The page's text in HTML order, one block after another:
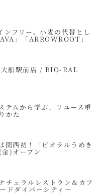
ンフリー。小麦の代替とし
」「ARROWROOT」
大船駅前店 / BIO-RAL
テムから学ぶ、リユース重
かた
関西初！「ビオラルうめき
)オープン
チュラルレストラン＆カフ
ドダイバーシティ～